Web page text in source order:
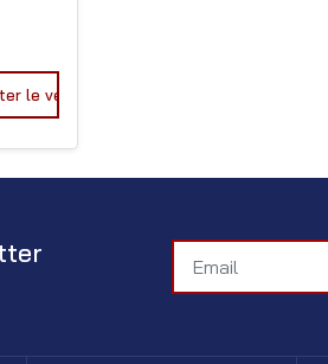
le vendeur